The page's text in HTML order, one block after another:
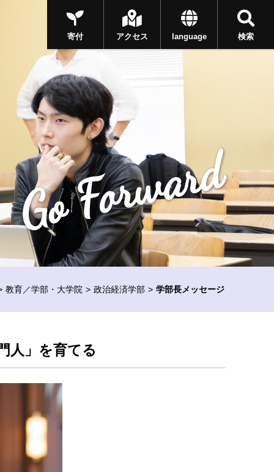
検索
language
アクセス
寄付
Go Forward
教育／学部・大学院 政治経済学部 学部長メッセージ
人」を育てる